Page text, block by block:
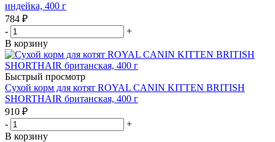
индейка, 400 г
784 ₽
-
+
В корзину
Быстрый просмотр
Сухой корм для котят ROYAL CANIN KITTEN BRITISH
SHORTHAIR британская, 400 г
910 ₽
-
+
В корзину